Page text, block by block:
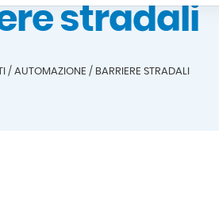
stradali
/ AUTOMAZIONE / BARRIERE STRADALI